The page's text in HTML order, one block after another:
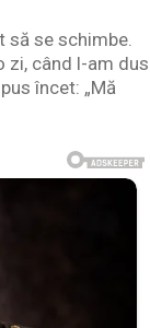
să se schimbe.
zi, când l-am dus
încet: „Mă